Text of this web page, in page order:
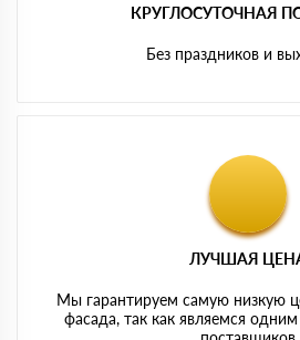
КРУГЛОСУТОЧНАЯ
Без праздников и
ЛУЧШАЯ
Мы гарантируем самую низкую
фасада, так как являемся